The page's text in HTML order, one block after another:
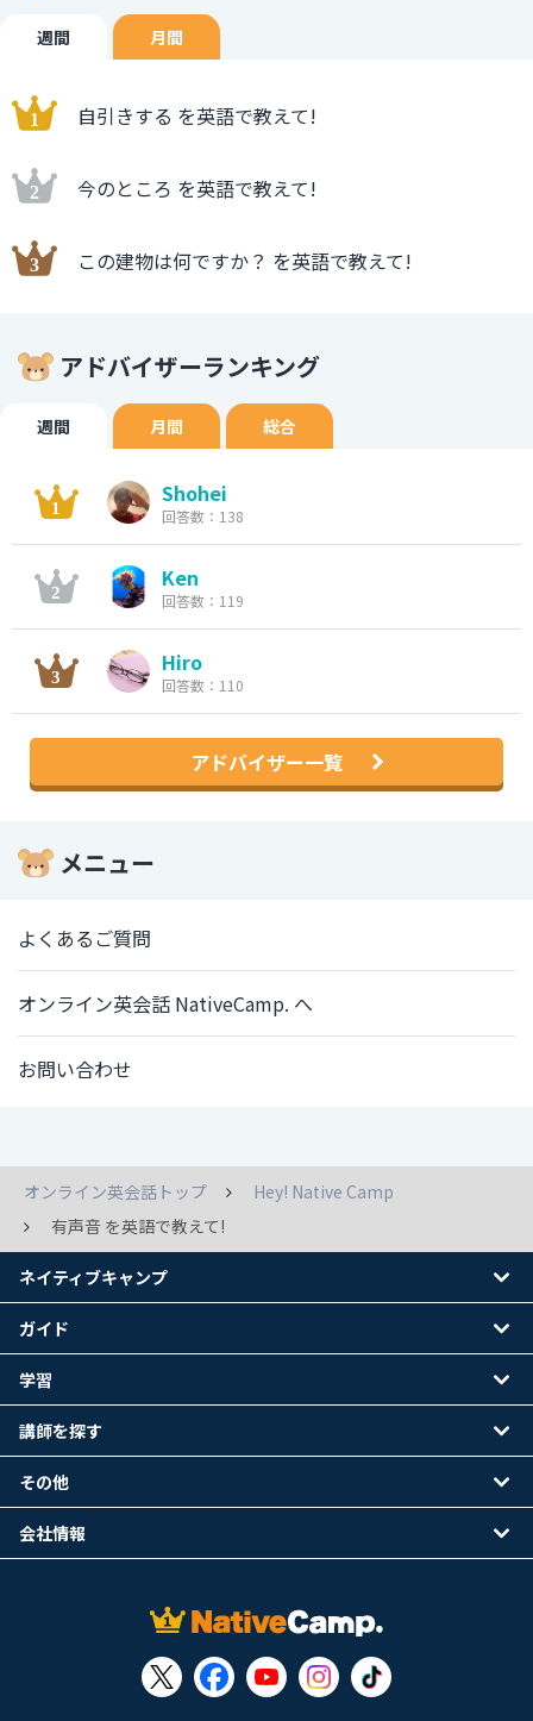
週間 月間
自引きする を英語で教えて!
今のところ を英語で教えて!
この建物は何ですか？ を英語で教えて!
アドバイザーランキング
週間 月間 総合
Shohei
回答数：138
Ken
回答数：119
Hiro
回答数：110
アドバイザー一覧
メニュー
よくあるご質問
オンライン英会話 NativeCamp. へ
お問い合わせ
オンライン英会話トップ
Hey! Native Camp
有声音 を英語で教えて!
ネイティブキャンプ
ガイド
学習
講師を探す
その他
会社情報